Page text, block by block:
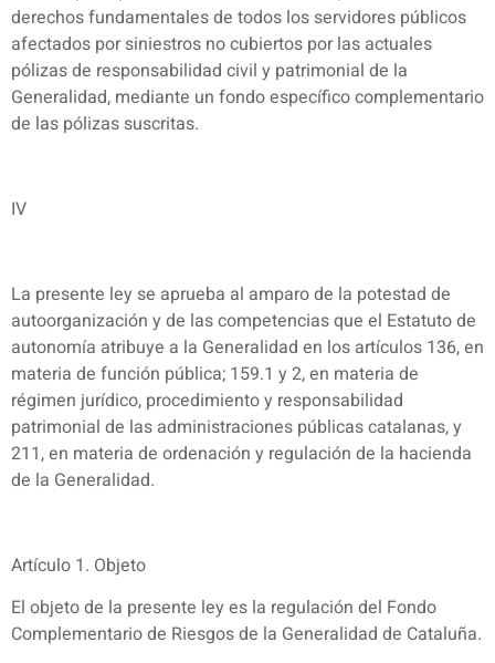
derechos fundamentales de todos los servidores públicos
afectados por siniestros no cubiertos por las actuales
pólizas de responsabilidad civil y patrimonial de la
Generalidad, mediante un fondo específico complementario
de las pólizas suscritas.
IV
La presente ley se aprueba al amparo de la potestad de
autoorganización y de las competencias que el Estatuto de
autonomía atribuye a la Generalidad en los artículos 136, en
materia de función pública; 159.1 y 2, en materia de
régimen jurídico, procedimiento y responsabilidad
patrimonial de las administraciones públicas catalanas, y
211, en materia de ordenación y regulación de la hacienda
de la Generalidad.
Artículo 1. Objeto
El objeto de la presente ley es la regulación del Fondo
Complementario de Riesgos de la Generalidad de Cataluña.